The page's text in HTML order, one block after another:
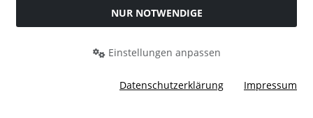
Alle Preise inkl. gesetzl. MwSt. zzgl.Versandkosten
durchgestrichenen Preise entsprechen dem bisherigen Preis
Merrys Bastelstübchen - Der kreative Shop für Bastelfans. ©
NUR NOTWENDIGE
Einstellungen anpassen
Datenschutzerklärung Impressum